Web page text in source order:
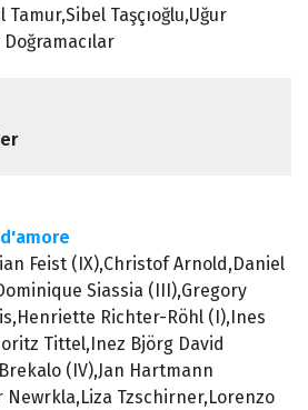
Tamur,Sibel Taşçıoğlu,Uğur
Doğramacılar
Feist (IX),Christof Arnold,Daniel
Siassia (III),Gregory
Richter-Röhl (I),Ines
Tittel,Inez Björg David
(IV),Jan Hartmann
Newrkla,Liza Tzschirner,Lorenzo